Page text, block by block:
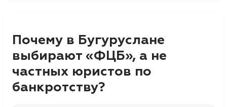
Почему в Бугуруслане
выбирают «ФЦБ», а не
частных юристов по
банкротству?